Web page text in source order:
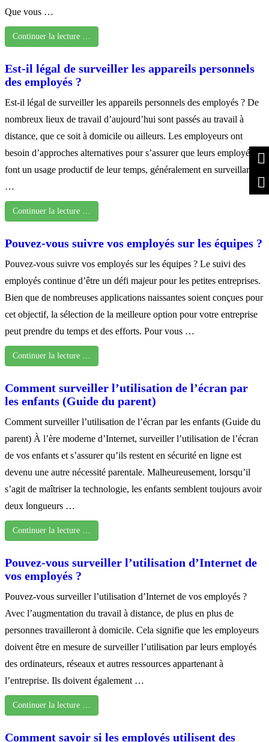
Que vous …
Continuer la lecture …
Est-il légal de surveiller les appareils personnels
des employés ?
Est-il légal de surveiller les appareils personnels des employés ? De
nombreux lieux de travail d’aujourd’hui sont passés au travail à
distance, que ce soit à domicile ou ailleurs. Les employeurs ont
besoin d’approches alternatives pour s’assurer que leurs employés
font un usage productif de leur temps, généralement en surveillant
…
Continuer la lecture …
Pouvez-vous suivre vos employés sur les équipes ?
Pouvez-vous suivre vos employés sur les équipes ? Le suivi des
employés continue d’être un défi majeur pour les petites entreprises.
Bien que de nombreuses applications naissantes soient conçues pour
cet objectif, la sélection de la meilleure option pour votre entreprise
peut prendre du temps et des efforts. Pour vous …
Continuer la lecture …
Comment surveiller l’utilisation de l’écran par
les enfants (Guide du parent)
Comment surveiller l’utilisation de l’écran par les enfants (Guide du
parent) À l’ère moderne d’Internet, surveiller l’utilisation de l’écran
de vos enfants et s’assurer qu’ils restent en sécurité en ligne est
devenu une autre nécessité parentale. Malheureusement, lorsqu’il
s’agit de maîtriser la technologie, les enfants semblent toujours avoir
deux longueurs …
Continuer la lecture …
Pouvez-vous surveiller l’utilisation d’Internet de
vos employés ?
Pouvez-vous surveiller l’utilisation d’Internet de vos employés ?
Avec l’augmentation du travail à distance, de plus en plus de
personnes travailleront à domicile. Cela signifie que les employeurs
doivent être en mesure de surveiller l’utilisation par leurs employés
des ordinateurs, réseaux et autres ressources appartenant à
l’entreprise. Ils doivent également …
Continuer la lecture …
Comment savoir si les employés utilisent des